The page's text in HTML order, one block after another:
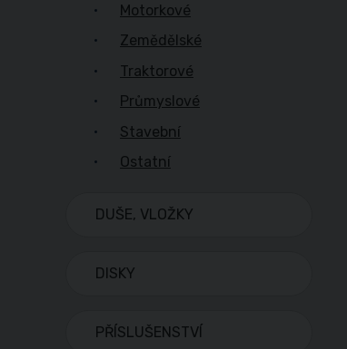
Motorkové
Zemědělské
Traktorové
Průmyslové
Stavební
Ostatní
DUŠE, VLOŽKY
DISKY
PŘÍSLUŠENSTVÍ